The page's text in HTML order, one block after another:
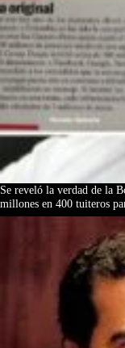
Se reveló la verdad de la
millones en 400 tuiteros